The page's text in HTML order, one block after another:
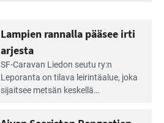
Lampien rannalla pääsee irti
arjesta
SF-Caravan Liedon seutu ry:n
Leporanta on tilava leirintäalue, joka
sijaitsee metsän kes­kellä